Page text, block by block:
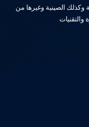
وكذلك الصينية وغيرها من